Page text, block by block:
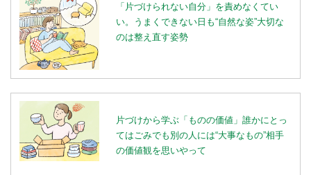
「片づけられない自分」を責めなくてい
い。うまくできない日も“自然な姿”大切な
のは整え直す姿勢
片づけから学ぶ「ものの価値」誰かにとっ
てはごみでも別の人には“大事なもの”相手
の価値観を思いやって